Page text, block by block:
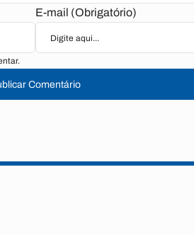
E-mail (Obrigatório)
Comentário